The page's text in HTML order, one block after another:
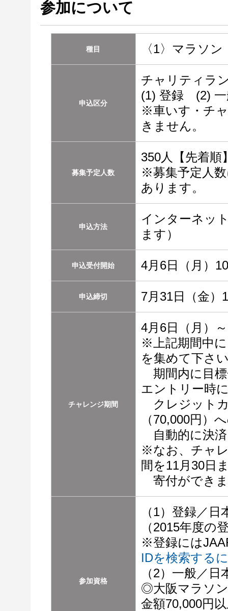
参加について
種目 〈1〉マラソン
申込区分
チャリティラ
(1) 登録 (2) 一
※車いす・チ
きません。
募集予定人数
350人【先着順
※募集予定人
あります。
申込方法
インターネッ
ます）
申込受付開始 4月6日（月）
申込締切 7月31日（金）
チャレンジ期間
4月6日（月）
※上記期間中
を集めて下さ
期間内に目
エントリー時
クレジット
（70,000円）
自動的に決
※なお、チャ
間を11月30日
寄付ができ
参加資格
（1）登録／
（2015年度の
※登録には
IDを検索する
（2）一般／
◎大阪マラソ
金額70,000円